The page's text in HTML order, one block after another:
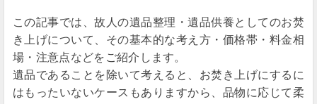
この記事では、故人の遺品整理・遺品供養としてのお焚
き上げについて、その基本的な考え方・価格帯・料金相
場・注意点などをご紹介します。
遺品であることを除いて考えると、お焚き上げにするに
はもったいないケースもありますから、品物に応じて柔